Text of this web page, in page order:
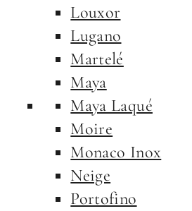
Louxor
Lugano
Martelé
Maya
Maya Laqué
Moire
Monaco Inox
Neige
Portofino